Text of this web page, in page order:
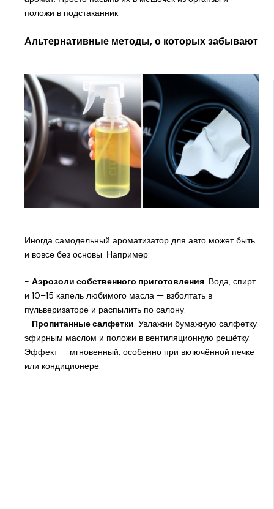
положи в подстаканник.
Альтернативные методы, о которых забывают
Иногда самодельный ароматизатор для авто может быть
и вовсе без основы. Например:
- Аэрозоли собственного приготовления. Вода, спирт
и 10–15 капель любимого масла — взболтать в
пульверизаторе и распылить по салону.
- Пропитанные салфетки. Увлажни бумажную салфетку
эфирным маслом и положи в вентиляционную решётку.
Эффект — мгновенный, особенно при включённой печке
или кондиционере.